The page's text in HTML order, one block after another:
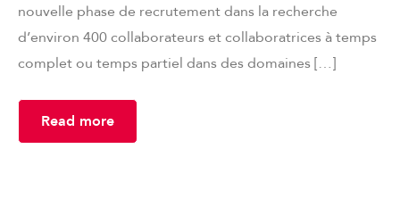
nouvelle phase de recrutement dans la recherche
d’environ 400 collaborateurs et collaboratrices à temps
complet ou temps partiel dans des domaines […]
Read more